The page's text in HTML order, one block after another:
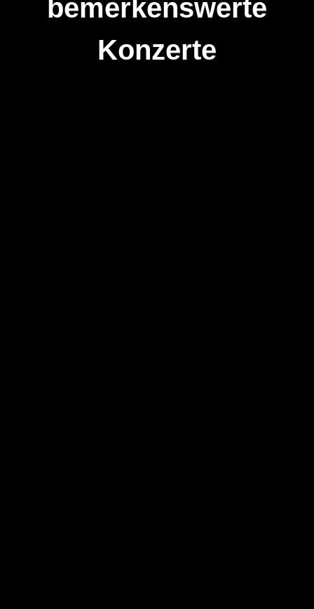
bemerkenswerte
Konzerte